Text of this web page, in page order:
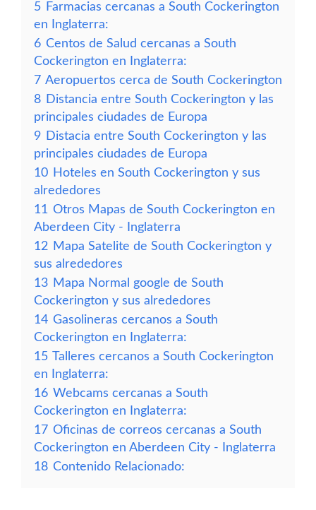
5 Farmacias cercanas a South Cockerington
en Inglaterra:
6 Centos de Salud cercanas a South
Cockerington en Inglaterra:
7 Aeropuertos cerca de South Cockerington
8 Distancia entre South Cockerington y las
principales ciudades de Europa
9 Distacia entre South Cockerington y las
principales ciudades de Europa
10 Hoteles en South Cockerington y sus
alrededores
11 Otros Mapas de South Cockerington en
Aberdeen City - Inglaterra
12 Mapa Satelite de South Cockerington y
sus alrededores
13 Mapa Normal google de South
Cockerington y sus alrededores
14 Gasolineras cercanos a South
Cockerington en Inglaterra:
15 Talleres cercanos a South Cockerington
en Inglaterra:
16 Webcams cercanas a South
Cockerington en Inglaterra:
17 Oficinas de correos cercanas a South
Cockerington en Aberdeen City - Inglaterra
18 Contenido Relacionado: